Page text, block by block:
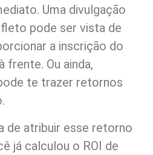
Uma divulgação
pode ser vista de
a inscrição do
frente. Ou ainda,
te trazer retornos
de atribuir esse retorno
já calculou o ROI de